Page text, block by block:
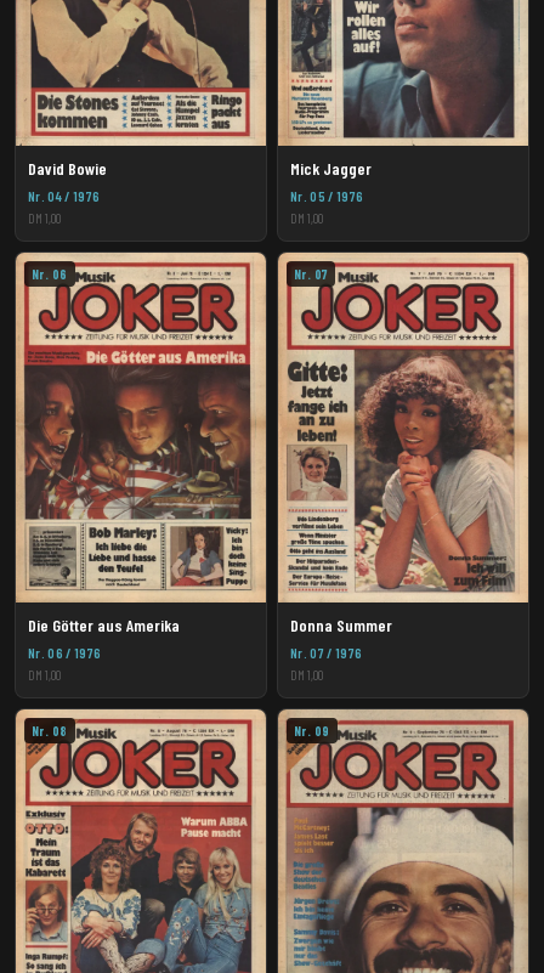
David Bowie
Nr. 04 / 1976
DM 1,00
Mick Jagger
Nr. 05 / 1976
DM 1,00
Nr. 06
Die Götter aus Amerika
Nr. 06 / 1976
DM 1,00
Nr. 07
Donna Summer
Nr. 07 / 1976
DM 1,00
Nr. 08 Nr. 09